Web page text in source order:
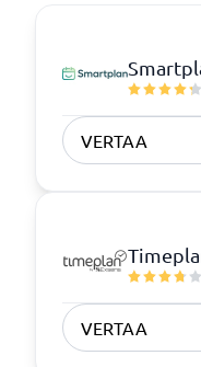
VERTAA
VERTAA